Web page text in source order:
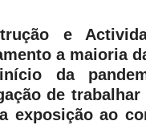
e
a maioria
da
de
exposição ao